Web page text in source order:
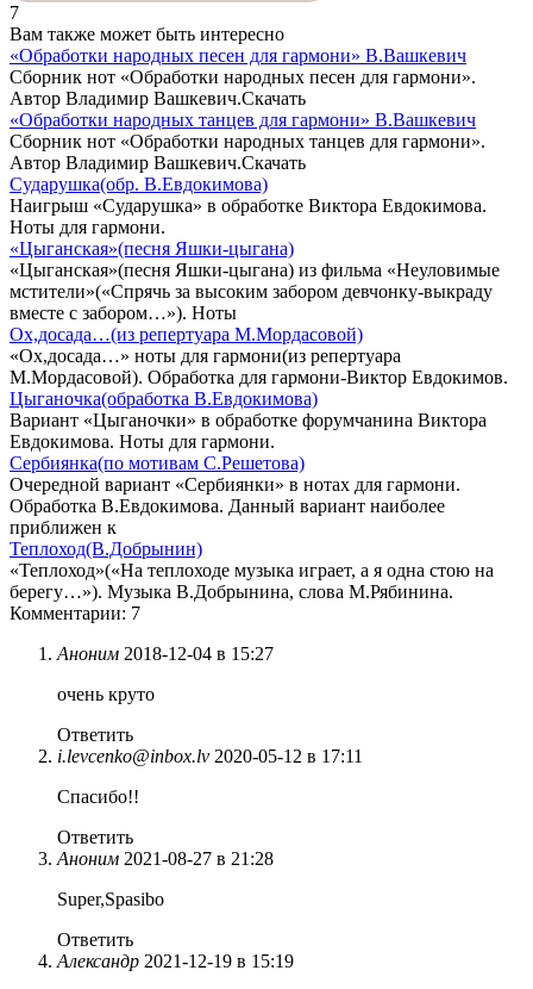
7
Вам также может быть интересно
«Обработки народных песен для гармони» В.Вашкевич
Сборник нот «Обработки народных песен для гармони».
Автор Владимир Вашкевич.Скачать
«Обработки народных танцев для гармони» В.Вашкевич
Сборник нот «Обработки народных танцев для гармони».
Автор Владимир Вашкевич.Скачать
Сударушка(обр. В.Евдокимова)
Наигрыш «Сударушка» в обработке Виктора Евдокимова.
Ноты для гармони.
«Цыганская»(песня Яшки-цыгана)
«Цыганская»(песня Яшки-цыгана) из фильма «Неуловимые
мстители»(«Спрячь за высоким забором девчонку-выкраду
вместе с забором…»). Ноты
Ох,досада…(из репертуара М.Мордасовой)
«Ох,досада…» ноты для гармони(из репертуара
М.Мордасовой). Обработка для гармони-Виктор Евдокимов.
Цыганочка(обработка В.Евдокимова)
Вариант «Цыганочки» в обработке форумчанина Виктора
Евдокимова. Ноты для гармони.
Сербиянка(по мотивам С.Решетова)
Очередной вариант «Сербиянки» в нотах для гармони.
Обработка В.Евдокимова. Данный вариант наиболее
приближен к
Теплоход(В.Добрынин)
«Теплоход»(«На теплоходе музыка играет, а я одна стою на
берегу…»). Музыка В.Добрынина, слова М.Рябинина.
Комментарии: 7
Аноним 2018-12-04 в 15:27
очень круто
Ответить
i.levcenko@inbox.lv 2020-05-12 в 17:11
Спасибо!!
Ответить
Аноним 2021-08-27 в 21:28
Super,Spasibo
Ответить
Александр 2021-12-19 в 15:19